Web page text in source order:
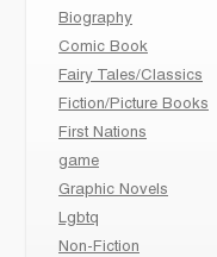
Biography
Comic Book
Fairy Tales/Classics
Fiction/Picture Books
First Nations
game
Graphic Novels
Lgbtq
Non-Fiction